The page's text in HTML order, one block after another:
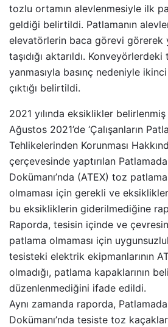
tozlu ortamın alevlenmesiyle ilk
geldiği belirtildi. Patlamanın
elevatörlerin baca görevi görerek
taşıdığı aktarıldı. Konveyörlerdeki
yanmasıyla basınç nedeniyle
çıktığı belirtildi.
2021 yılında eksiklikler
Ağustos 2021’de ‘Çalışanların
Tehlikelerinden Korunması
çerçevesinde yaptırılan
Dokümanı’nda (ATEX) toz
olmaması için gerekli ve
bu eksikliklerin giderilmediğine
Raporda, tesisin içinde ve
patlama olmaması için
tesisteki elektrik ekipmanlarının
olmadığı, patlama kapaklarının
düzenlenmediğini ifade edildi.
Aynı zamanda raporda,
Dokümanı’nda tesiste toz